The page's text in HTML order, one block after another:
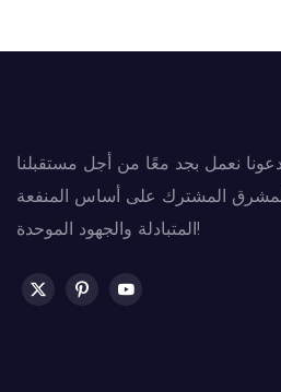
دعونا نعمل بجد معًا من أجل مستقبلنا
المشترك على أساس المنفعة
المتبادلة والجهود الموحدة!